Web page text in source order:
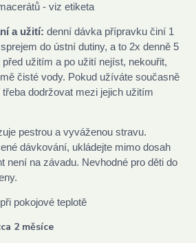
- viz etiketa
a užití: denní dávka přípravku činí 1
do ústní dutiny, a to 2x denně 5
užitím a po užití nejíst, nekouřit,
čisté vody. Pokud užíváte současně
dodržovat mezi jejich užitím
pestrou a vyváženou stravu.
dávkování, ukládejte mimo dosah
není na závadu. Nevhodné pro děti do
pokojové teplotě
2 měsíce